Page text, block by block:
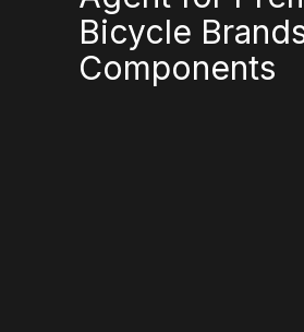
Bicycle
Components